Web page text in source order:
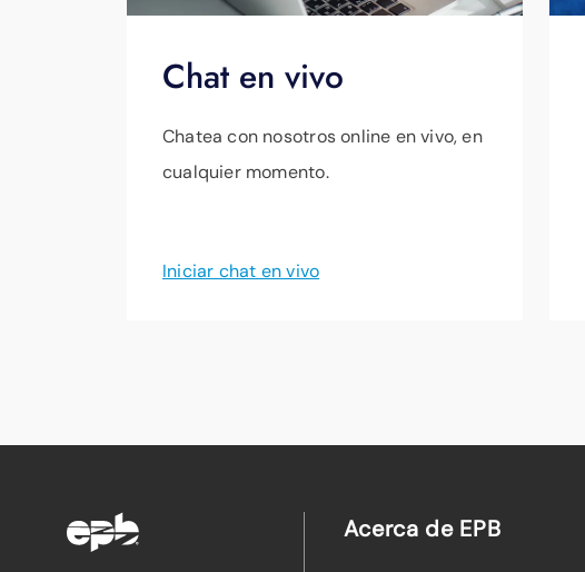
Chat en vivo
Chatea con nosotros online en vivo, en
cualquier momento.
Iniciar chat en vivo
Acerca de EPB